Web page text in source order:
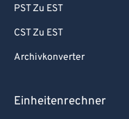
PST Zu EST
CST Zu EST
Archivkonverter
Einheitenrechner